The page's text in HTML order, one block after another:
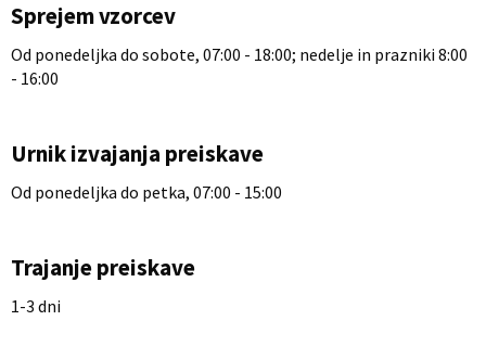
Sprejem vzorcev
Od ponedeljka do sobote, 07:00 - 18:00; nedelje in prazniki 8:00
- 16:00
Urnik izvajanja preiskave
Od ponedeljka do petka, 07:00 - 15:00
Trajanje preiskave
1-3 dni